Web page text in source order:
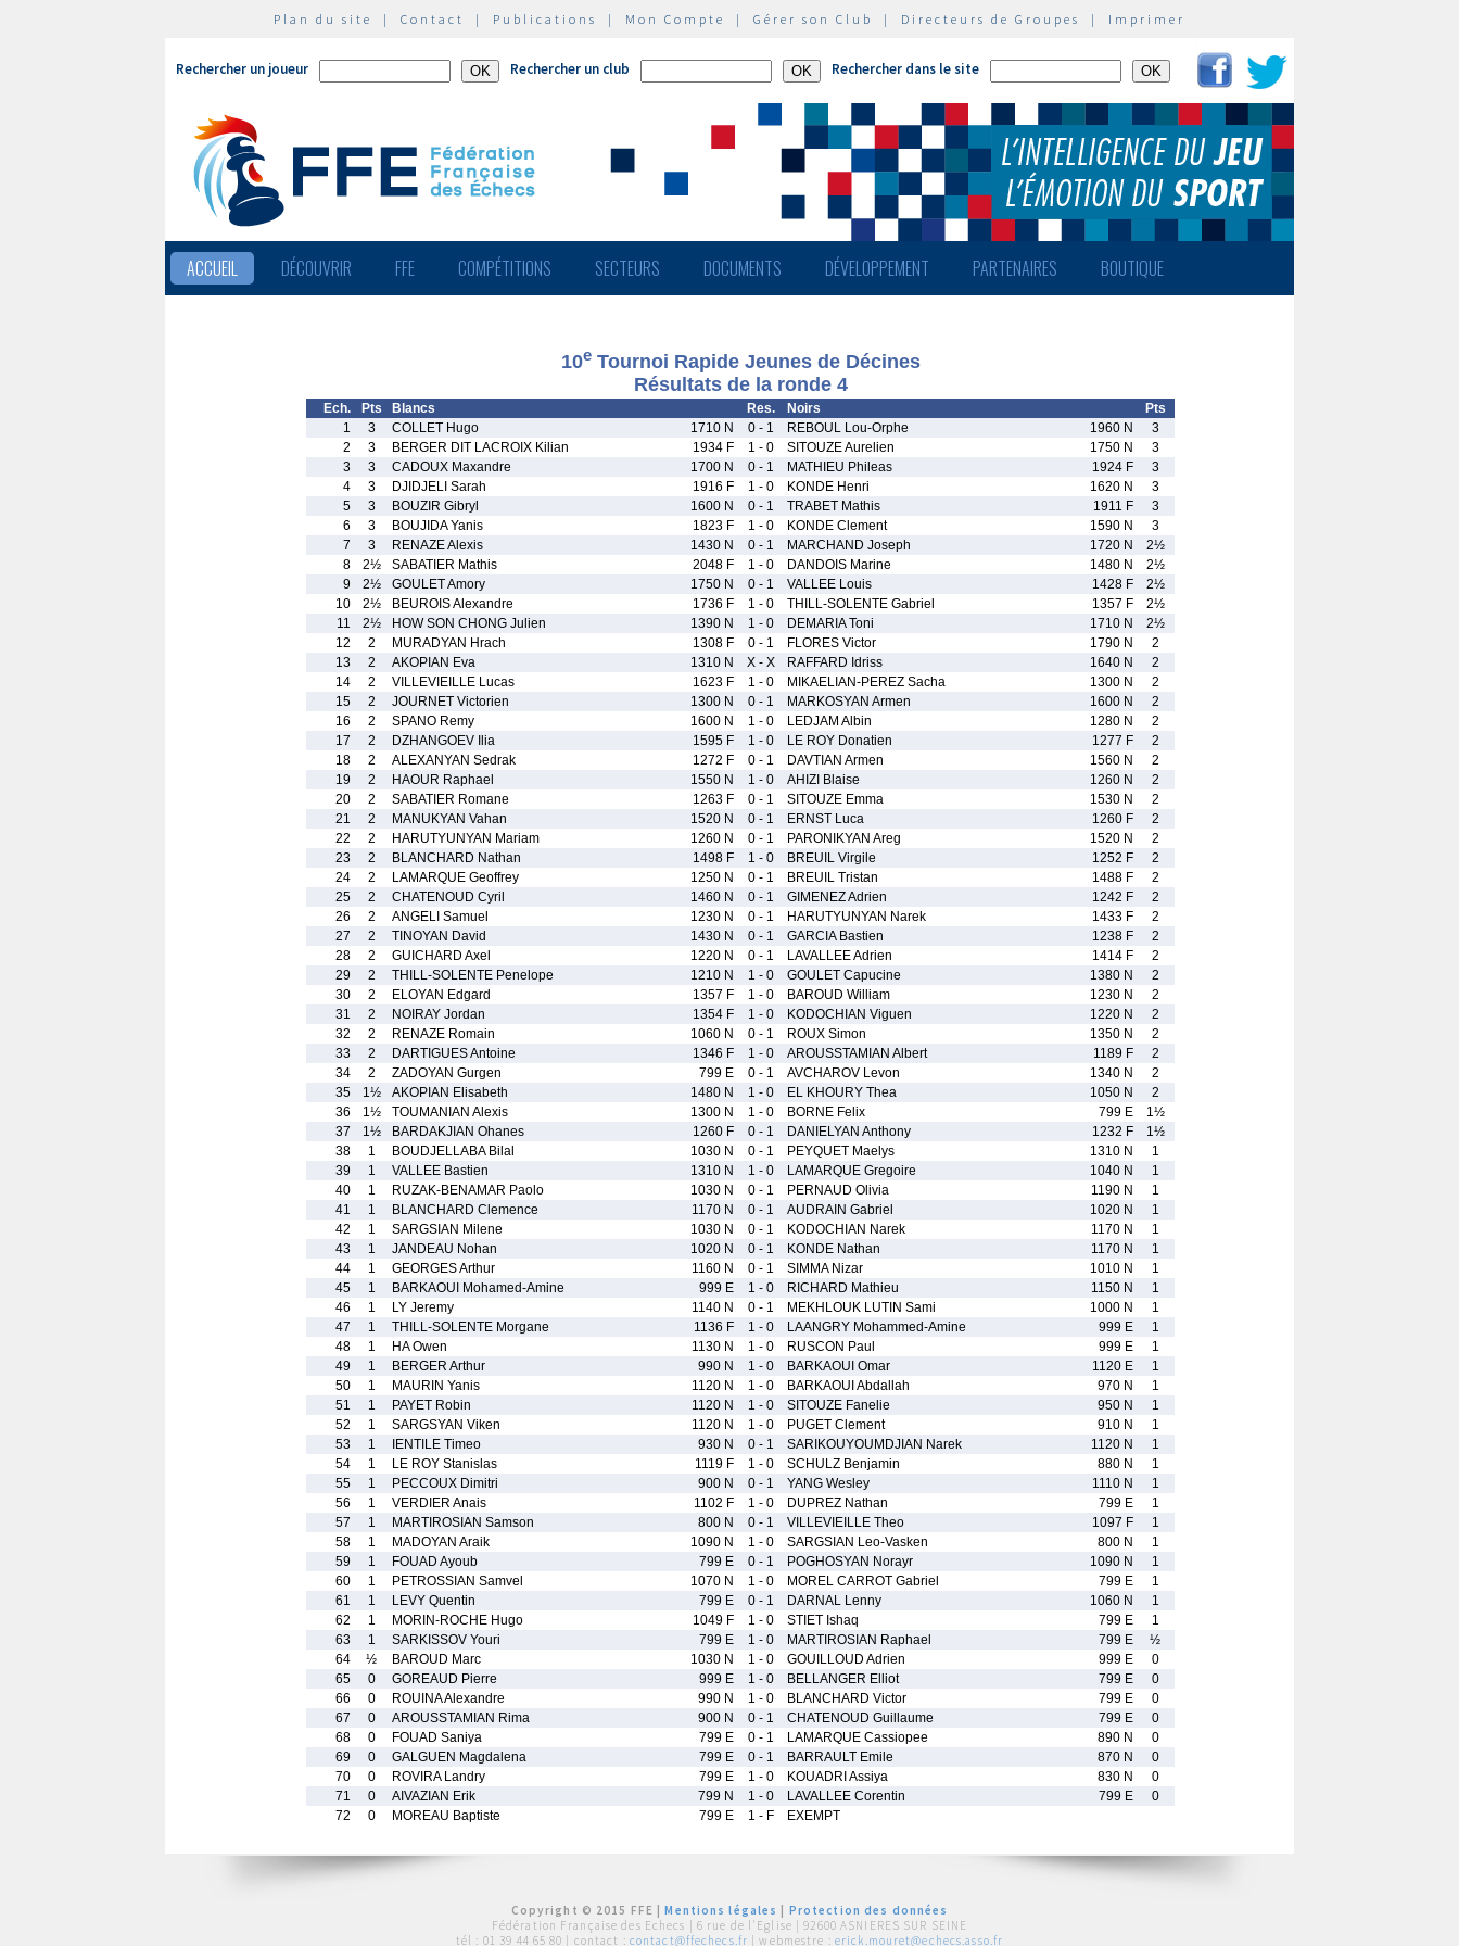
Plan du site | Contact | Publications | Mon Compte | Gérer son Club | Directeurs de Groupes | Imprimer
Rechercher un joueur Rechercher un club Rechercher dans le site
ACCUEIL DÉCOUVRIR FFE COMPÉTITIONS SECTEURS DOCUMENTS DÉVELOPPEMENT PARTENAIRES BOUTIQUE
10eTournoi Rapide Jeunes de Décines
Résultats de la ronde 4
Ech. Pts Blancs Res. Noirs
Pts
1
3 COLLET Hugo 1710 N 0 - 1 REBOUL Lou-Orphe 1960 N
3
2
3 BERGER DIT LACROIX Kilian 1934 F 1 - 0 SITOUZE Aurelien 1750 N
3
3
3 CADOUX Maxandre 1700 N 0 - 1 MATHIEU Phileas 1924 F
3
4
3 DJIDJELI Sarah 1916 F 1 - 0 KONDE Henri 1620 N
3
5
3 BOUZIR Gibryl 1600 N 0 - 1 TRABET Mathis 1911 F
3
6
3 BOUJIDA Yanis 1823 F 1 - 0 KONDE Clement 1590 N
3
7
3 RENAZE Alexis 1430 N 0 - 1 MARCHAND Joseph 1720 N
2½
8
2½ SABATIER Mathis 2048 F 1 - 0 DANDOIS Marine 1480 N
2½
9
2½ GOULET Amory 1750 N 0 - 1 VALLEE Louis 1428 F
2½
10
2½ BEUROIS Alexandre 1736 F 1 - 0 THILL-SOLENTE Gabriel 1357 F
2½
11
2½ HOW SON CHONG Julien 1390 N 1 - 0 DEMARIA Toni 1710 N
2½
12
2 MURADYAN Hrach 1308 F 0 - 1 FLORES Victor 1790 N
2
13
2 AKOPIAN Eva 1310 N X - X RAFFARD Idriss 1640 N
2
14
2 VILLEVIEILLE Lucas 1623 F 1 - 0 MIKAELIAN-PEREZ Sacha 1300 N
2
15
2 JOURNET Victorien 1300 N 0 - 1 MARKOSYAN Armen 1600 N
2
16
2 SPANO Remy 1600 N 1 - 0 LEDJAM Albin 1280 N
2
17
2 DZHANGOEV Ilia 1595 F 1 - 0 LE ROY Donatien 1277 F
2
18
2 ALEXANYAN Sedrak 1272 F 0 - 1 DAVTIAN Armen 1560 N
2
19
2 HAOUR Raphael 1550 N 1 - 0 AHIZI Blaise 1260 N
2
20
2 SABATIER Romane 1263 F 0 - 1 SITOUZE Emma 1530 N
2
21
2 MANUKYAN Vahan 1520 N 0 - 1 ERNST Luca 1260 F
2
22
2 HARUTYUNYAN Mariam 1260 N 0 - 1 PARONIKYAN Areg 1520 N
2
23
2 BLANCHARD Nathan 1498 F 1 - 0 BREUIL Virgile 1252 F
2
24
2 LAMARQUE Geoffrey 1250 N 0 - 1 BREUIL Tristan 1488 F
2
25
2 CHATENOUD Cyril 1460 N 0 - 1 GIMENEZ Adrien 1242 F
2
26
2 ANGELI Samuel 1230 N 0 - 1 HARUTYUNYAN Narek 1433 F
2
27
2 TINOYAN David 1430 N 0 - 1 GARCIA Bastien 1238 F
2
28
2 GUICHARD Axel 1220 N 0 - 1 LAVALLEE Adrien 1414 F
2
29
2 THILL-SOLENTE Penelope 1210 N 1 - 0 GOULET Capucine 1380 N
2
30
2 ELOYAN Edgard 1357 F 1 - 0 BAROUD William 1230 N
2
31
2 NOIRAY Jordan 1354 F 1 - 0 KODOCHIAN Viguen 1220 N
2
32
2 RENAZE Romain 1060 N 0 - 1 ROUX Simon 1350 N
2
33
2 DARTIGUES Antoine 1346 F 1 - 0 AROUSSTAMIAN Albert 1189 F
2
34
2 ZADOYAN Gurgen 799 E 0 - 1 AVCHAROV Levon 1340 N
2
35
1½ AKOPIAN Elisabeth 1480 N 1 - 0 EL KHOURY Thea 1050 N
2
36
1½ TOUMANIAN Alexis 1300 N 1 - 0 BORNE Felix 799 E
1½
37
1½ BARDAKJIAN Ohanes 1260 F 0 - 1 DANIELYAN Anthony 1232 F
1½
38
1 BOUDJELLABA Bilal 1030 N 0 - 1 PEYQUET Maelys 1310 N
1
39
1 VALLEE Bastien 1310 N 1 - 0 LAMARQUE Gregoire 1040 N
1
40
1 RUZAK-BENAMAR Paolo 1030 N 0 - 1 PERNAUD Olivia 1190 N
1
41
1 BLANCHARD Clemence 1170 N 0 - 1 AUDRAIN Gabriel 1020 N
1
42
1 SARGSIAN Milene 1030 N 0 - 1 KODOCHIAN Narek 1170 N
1
43
1 JANDEAU Nohan 1020 N 0 - 1 KONDE Nathan 1170 N
1
44
1 GEORGES Arthur 1160 N 0 - 1 SIMMA Nizar 1010 N
1
45
1 BARKAOUI Mohamed-Amine 999 E 1 - 0 RICHARD Mathieu 1150 N
1
46
1 LY Jeremy 1140 N 0 - 1 MEKHLOUK LUTIN Sami 1000 N
1
47
1 THILL-SOLENTE Morgane 1136 F 1 - 0 LAANGRY Mohammed-Amine 999 E
1
48
1 HA Owen 1130 N 1 - 0 RUSCON Paul 999 E
1
49
1 BERGER Arthur 990 N 1 - 0 BARKAOUI Omar 1120 E
1
50
1 MAURIN Yanis 1120 N 1 - 0 BARKAOUI Abdallah 970 N
1
51
1 PAYET Robin 1120 N 1 - 0 SITOUZE Fanelie 950 N
1
52
1 SARGSYAN Viken 1120 N 1 - 0 PUGET Clement 910 N
1
53
1 IENTILE Timeo 930 N 0 - 1 SARIKOUYOUMDJIAN Narek 1120 N
1
54
1 LE ROY Stanislas 1119 F 1 - 0 SCHULZ Benjamin 880 N
1
55
1 PECCOUX Dimitri 900 N 0 - 1 YANG Wesley 1110 N
1
56
1 VERDIER Anais 1102 F 1 - 0 DUPREZ Nathan 799 E
1
57
1 MARTIROSIAN Samson 800 N 0 - 1 VILLEVIEILLE Theo 1097 F
1
58
1 MADOYAN Araik 1090 N 1 - 0 SARGSIAN Leo-Vasken 800 N
1
59
1 FOUAD Ayoub 799 E 0 - 1 POGHOSYAN Norayr 1090 N
1
60
1 PETROSSIAN Samvel 1070 N 1 - 0 MOREL CARROT Gabriel 799 E
1
61
1 LEVY Quentin 799 E 0 - 1 DARNAL Lenny 1060 N
1
62
1 MORIN-ROCHE Hugo 1049 F 1 - 0 STIET Ishaq 799 E
1
63
1 SARKISSOV Youri 799 E 1 - 0 MARTIROSIAN Raphael 799 E
½
64
½ BAROUD Marc 1030 N 1 - 0 GOUILLOUD Adrien 999 E
0
65
0 GOREAUD Pierre 999 E 1 - 0 BELLANGER Elliot 799 E
0
66
0 ROUINA Alexandre 990 N 1 - 0 BLANCHARD Victor 799 E
0
67
0 AROUSSTAMIAN Rima 900 N 0 - 1 CHATENOUD Guillaume 799 E
0
68
0 FOUAD Saniya 799 E 0 - 1 LAMARQUE Cassiopee 890 N
0
69
0 GALGUEN Magdalena 799 E 0 - 1 BARRAULT Emile 870 N
0
70
0 ROVIRA Landry 799 E 1 - 0 KOUADRI Assiya 830 N
0
71
0 AIVAZIAN Erik 799 N 1 - 0 LAVALLEE Corentin 799 E
0
72
0 MOREAU Baptiste 799 E 1 - F EXEMPT
Copyright © 2015 FFE |Mentions légales
Protection des données
Fédération Française des Echecs | 6 rue de l'Eglise | 92600 ASNIERES SUR SEINE
tél : 01 39 44 65 80 | contact : contact@ffechecs.fr | webmestre : erick.mouret@echecs.asso.fr